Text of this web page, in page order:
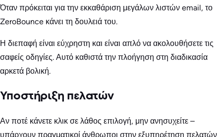
Όταν πρόκειται για την εκκαθάριση μεγάλων λιστών email, το
ZeroBounce κάνει τη δουλειά του.
Η διεπαφή είναι εύχρηστη και είναι απλό να ακολουθήσετε τις
σαφείς οδηγίες. Αυτό καθιστά την πλοήγηση στη διαδικασία
αρκετά βολική.
Υποστήριξη πελατών
Αν ποτέ κάνετε κλικ σε λάθος επιλογή, μην ανησυχείτε –
υπάρχουν πραγματικοί άνθρωποι στην εξυπηρέτηση πελατών